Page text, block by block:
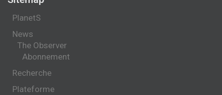
PlanetS
News
The Observer
Abonnement
Recherche
Plateforme